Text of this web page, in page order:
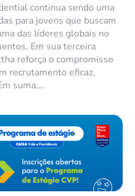
continua sendo uma
para jovens que buscam
das líderes globais no
Em sua terceira
reforça o compromisso
recrutamento eficaz,
suma,…